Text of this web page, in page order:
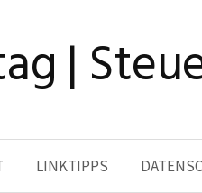
|
LINKTIPPS